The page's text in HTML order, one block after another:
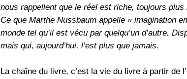
nous rappellent que le réel est riche, toujours
Ce que Marthe Nussbaum appelle « imagination
monde tel qu’il est vécu par quelqu’un d’autre.
mais qui, aujourd’hui, l’est plus que jamais.
La chaîne du livre, c’est la vie du livre à partir de